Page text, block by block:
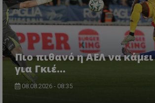
Πιο πιθανό η ΑΕΛ να
για Γκιέ…
08.08.2026 - 08:35